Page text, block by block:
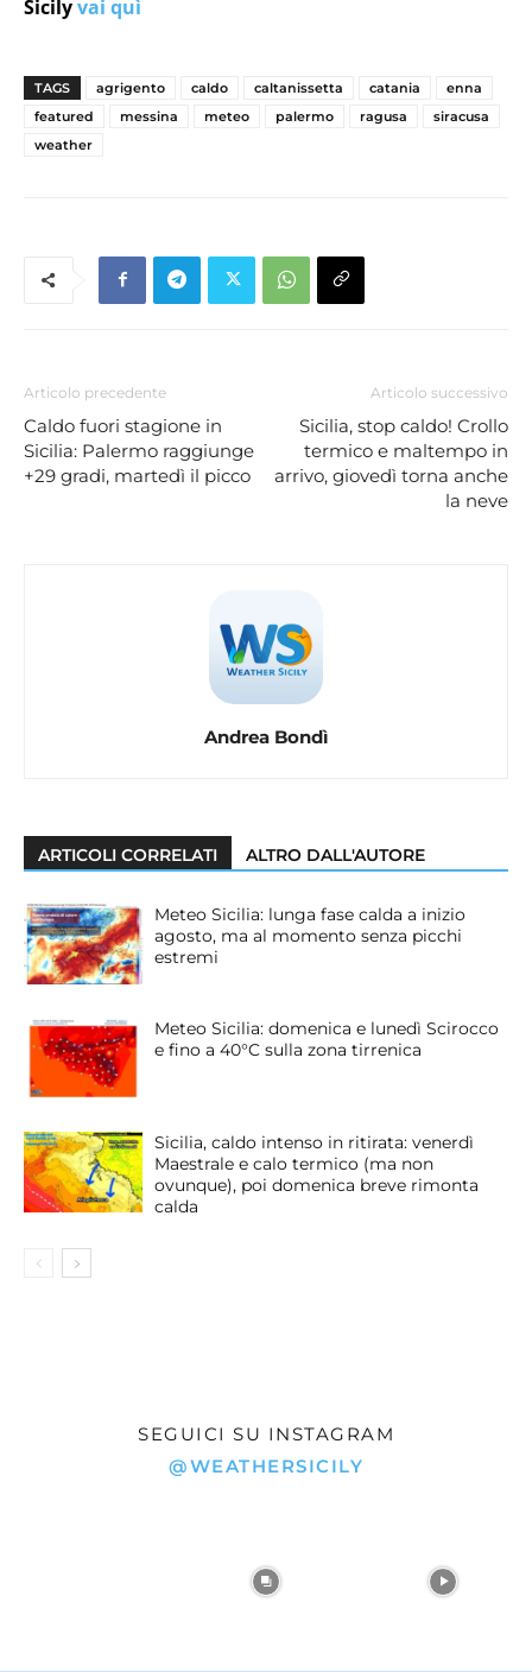
Sicilyvai quì
TAGS agrigento caldo caltanissetta catania
enna
featured
messina meteo palermo ragusa
siracusa
weather
Articolo precedente
Caldo fuori stagione in
Sicilia: Palermo raggiunge
+29 gradi, martedì il picco
Articolo successivo
Sicilia, stop caldo! Crollo
termico e maltempo in
arrivo, giovedì torna anche
la neve
Andrea Bondì
ARTICOLI CORRELATI ALTRO DALL'AUTORE
Meteo Sicilia: lunga fase calda a inizio
agosto, ma al momento senza picchi
estremi
Meteo Sicilia: domenica e lunedì Scirocco
e fino a 40°C sulla zona tirrenica
Sicilia, caldo intenso in ritirata: venerdì
Maestrale e calo termico (ma non
ovunque), poi domenica breve rimonta
calda
SEGUICI SU INSTAGRAM
@WEATHERSICILY